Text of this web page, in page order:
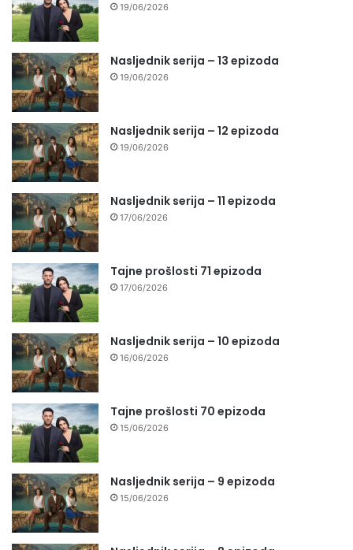
19/06/2026
Nasljednik serija – 13 epizoda
19/06/2026
Nasljednik serija – 12 epizoda
19/06/2026
Nasljednik serija – 11 epizoda
17/06/2026
Tajne prošlosti 71 epizoda
17/06/2026
Nasljednik serija – 10 epizoda
16/06/2026
Tajne prošlosti 70 epizoda
15/06/2026
Nasljednik serija – 9 epizoda
15/06/2026